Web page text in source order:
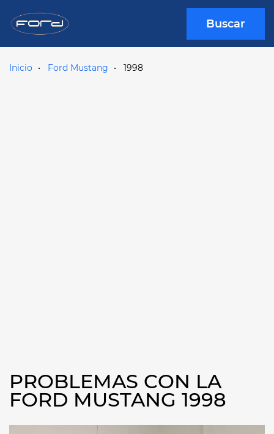
Buscar
Inicio Ford Mustang 1998
PROBLEMAS CON LA
FORD MUSTANG 1998